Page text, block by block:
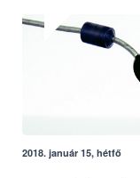
2018. január 15, hétfő